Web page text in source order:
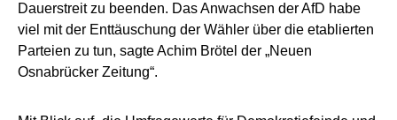
Dauerstreit zu beenden. Das Anwachsen der AfD habe
viel mit der Enttäuschung der Wähler über die etablierten
Parteien zu tun, sagte Achim Brötel der „Neuen
Osnabrücker Zeitung“.